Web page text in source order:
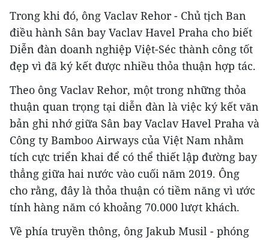
Trong khi đó, ông Vaclav Rehor - Chủ tịch Ban
điều hành Sân bay Vaclav Havel Praha cho biết
Diễn đàn doanh nghiệp Việt-Séc thành công tốt
đẹp vì đã ký kết được nhiều thỏa thuận hợp tác.
Theo ông Vaclav Rehor, một trong những thỏa
thuận quan trọng tại diễn đàn là việc ký kết văn
bản ghi nhớ giữa Sân bay Vaclav Havel Praha và
Công ty Bamboo Airways của Việt Nam nhằm
tích cực triển khai để có thể thiết lập đường bay
thẳng giữa hai nước vào cuối năm 2019. Ông
cho rằng, đây là thỏa thuận có tiềm năng vì ước
tính hàng năm có khoảng 70.000 lượt khách.
Về phía truyền thông, ông Jakub Musil - phóng